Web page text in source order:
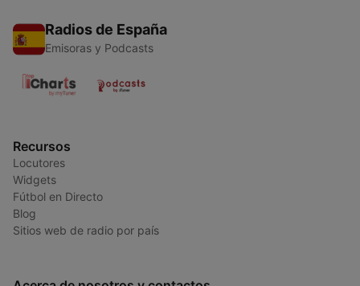
Radios de España
Emisoras y Podcasts
Recursos
Locutores
Widgets
Fútbol en Directo
Blog
Sitios web de radio por país